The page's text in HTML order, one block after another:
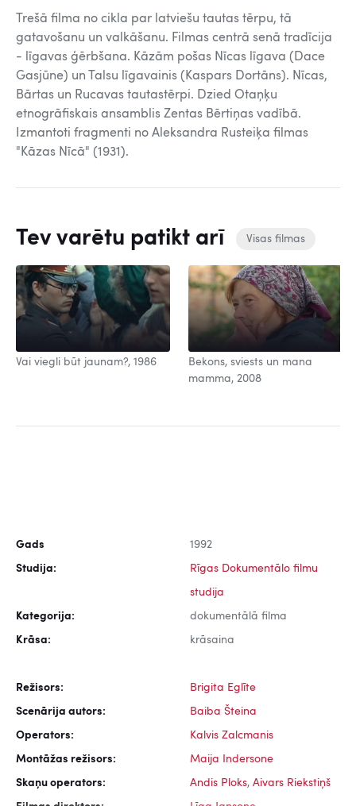
Trešā filma no cikla par latviešu tautas tērpu, tā
gatavošanu un valkāšanu. Filmas centrā senā tradīcija
- līgavas ģērbšana. Kāzām pošas Nīcas līgava (Dace
Gasjūne) un Talsu līgavainis (Kaspars Dortāns). Nīcas,
Bārtas un Rucavas tautastērpi. Dzied Otaņķu
etnogrāfiskais ansamblis Zentas Bērtiņas vadībā.
Izmantoti fragmenti no Aleksandra Rusteiķa filmas
"Kāzas Nīcā" (1931).
Tev varētu patikt arī Visas filmas
Vai viegli būt jaunam?, 1986
Bekons, sviests un mana
mamma, 2008
Gads 1992
Studija: Rīgas Dokumentālo filmu
studija
Kategorija: dokumentālā filma
Krāsa: krāsaina
Režisors: Brigita Eglīte
Scenārija autors: Baiba Šteina
Operators: Kalvis Zalcmanis
Montāžas režisors: Maija Indersone
Skaņu operators: Andis Ploks, Aivars Riekstiņš